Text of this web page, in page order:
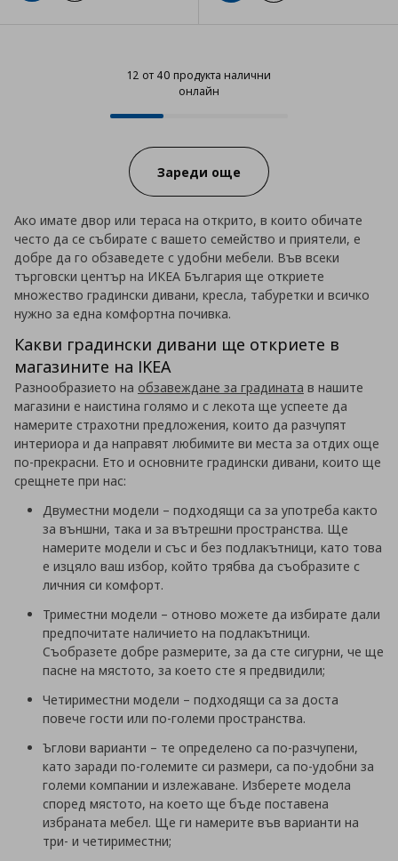
12 от 40 продукта налични
онлайн
12 от 40 продукта налични
Progress:
Зареди още
Ако имате двор или тераса на открито, в които обичате
често да се събирате с вашето семейство и приятели, е
добре да го обзаведете с удобни мебели. Във всеки
търговски център на ИКЕА България ще откриете
множество градински дивани, кресла, табуретки и всичко
нужно за една комфортна почивка.
Какви градински дивани ще откриете в
магазините на IKEA
Разнообразието на обзавеждане за градината в нашите
магазини е наистина голямо и с лекота ще успеете да
намерите страхотни предложения, които да разчупят
интериора и да направят любимите ви места за отдих още
по-прекрасни. Ето и основните градински дивани, които ще
срещнете при нас:
Двуместни модели – подходящи са за употреба както
за външни, така и за вътрешни пространства. Ще
намерите модели и със и без подлакътници, като това
е изцяло ваш избор, който трябва да съобразите с
личния си комфорт.
Триместни модели – отново можете да избирате дали
предпочитате наличието на подлакътници.
Съобразете добре размерите, за да сте сигурни, че ще
пасне на мястото, за което сте я предвидили;
Четириместни модели – подходящи са за доста
повече гости или по-големи пространства.
Ъглови варианти – те определено са по-разчупени,
като заради по-големите си размери, са по-удобни за
големи компании и излежаване. Изберете модела
според мястото, на което ще бъде поставена
избраната мебел. Ще ги намерите във варианти на
три- и четириместни;